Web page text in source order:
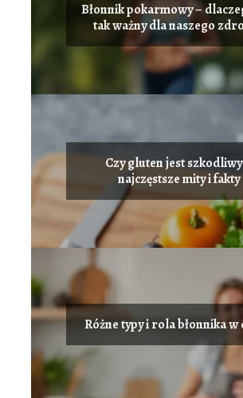
Błonnik pokarmowy –
tak ważny dla naszego
Czy gluten jest
najczęstsze mity i fakty
Różne typy i rola błonnika w